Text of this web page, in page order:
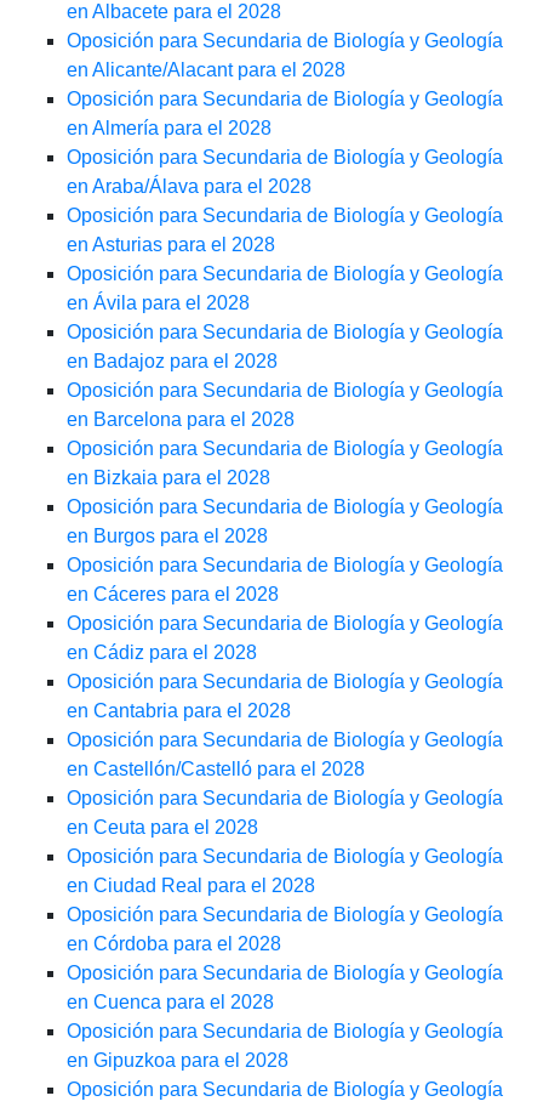
en Albacete para el 2028
Oposición para Secundaria de Biología y Geología
en Alicante/Alacant para el 2028
Oposición para Secundaria de Biología y Geología
en Almería para el 2028
Oposición para Secundaria de Biología y Geología
en Araba/Álava para el 2028
Oposición para Secundaria de Biología y Geología
en Asturias para el 2028
Oposición para Secundaria de Biología y Geología
en Ávila para el 2028
Oposición para Secundaria de Biología y Geología
en Badajoz para el 2028
Oposición para Secundaria de Biología y Geología
en Barcelona para el 2028
Oposición para Secundaria de Biología y Geología
en Bizkaia para el 2028
Oposición para Secundaria de Biología y Geología
en Burgos para el 2028
Oposición para Secundaria de Biología y Geología
en Cáceres para el 2028
Oposición para Secundaria de Biología y Geología
en Cádiz para el 2028
Oposición para Secundaria de Biología y Geología
en Cantabria para el 2028
Oposición para Secundaria de Biología y Geología
en Castellón/Castelló para el 2028
Oposición para Secundaria de Biología y Geología
en Ceuta para el 2028
Oposición para Secundaria de Biología y Geología
en Ciudad Real para el 2028
Oposición para Secundaria de Biología y Geología
en Córdoba para el 2028
Oposición para Secundaria de Biología y Geología
en Cuenca para el 2028
Oposición para Secundaria de Biología y Geología
en Gipuzkoa para el 2028
Oposición para Secundaria de Biología y Geología